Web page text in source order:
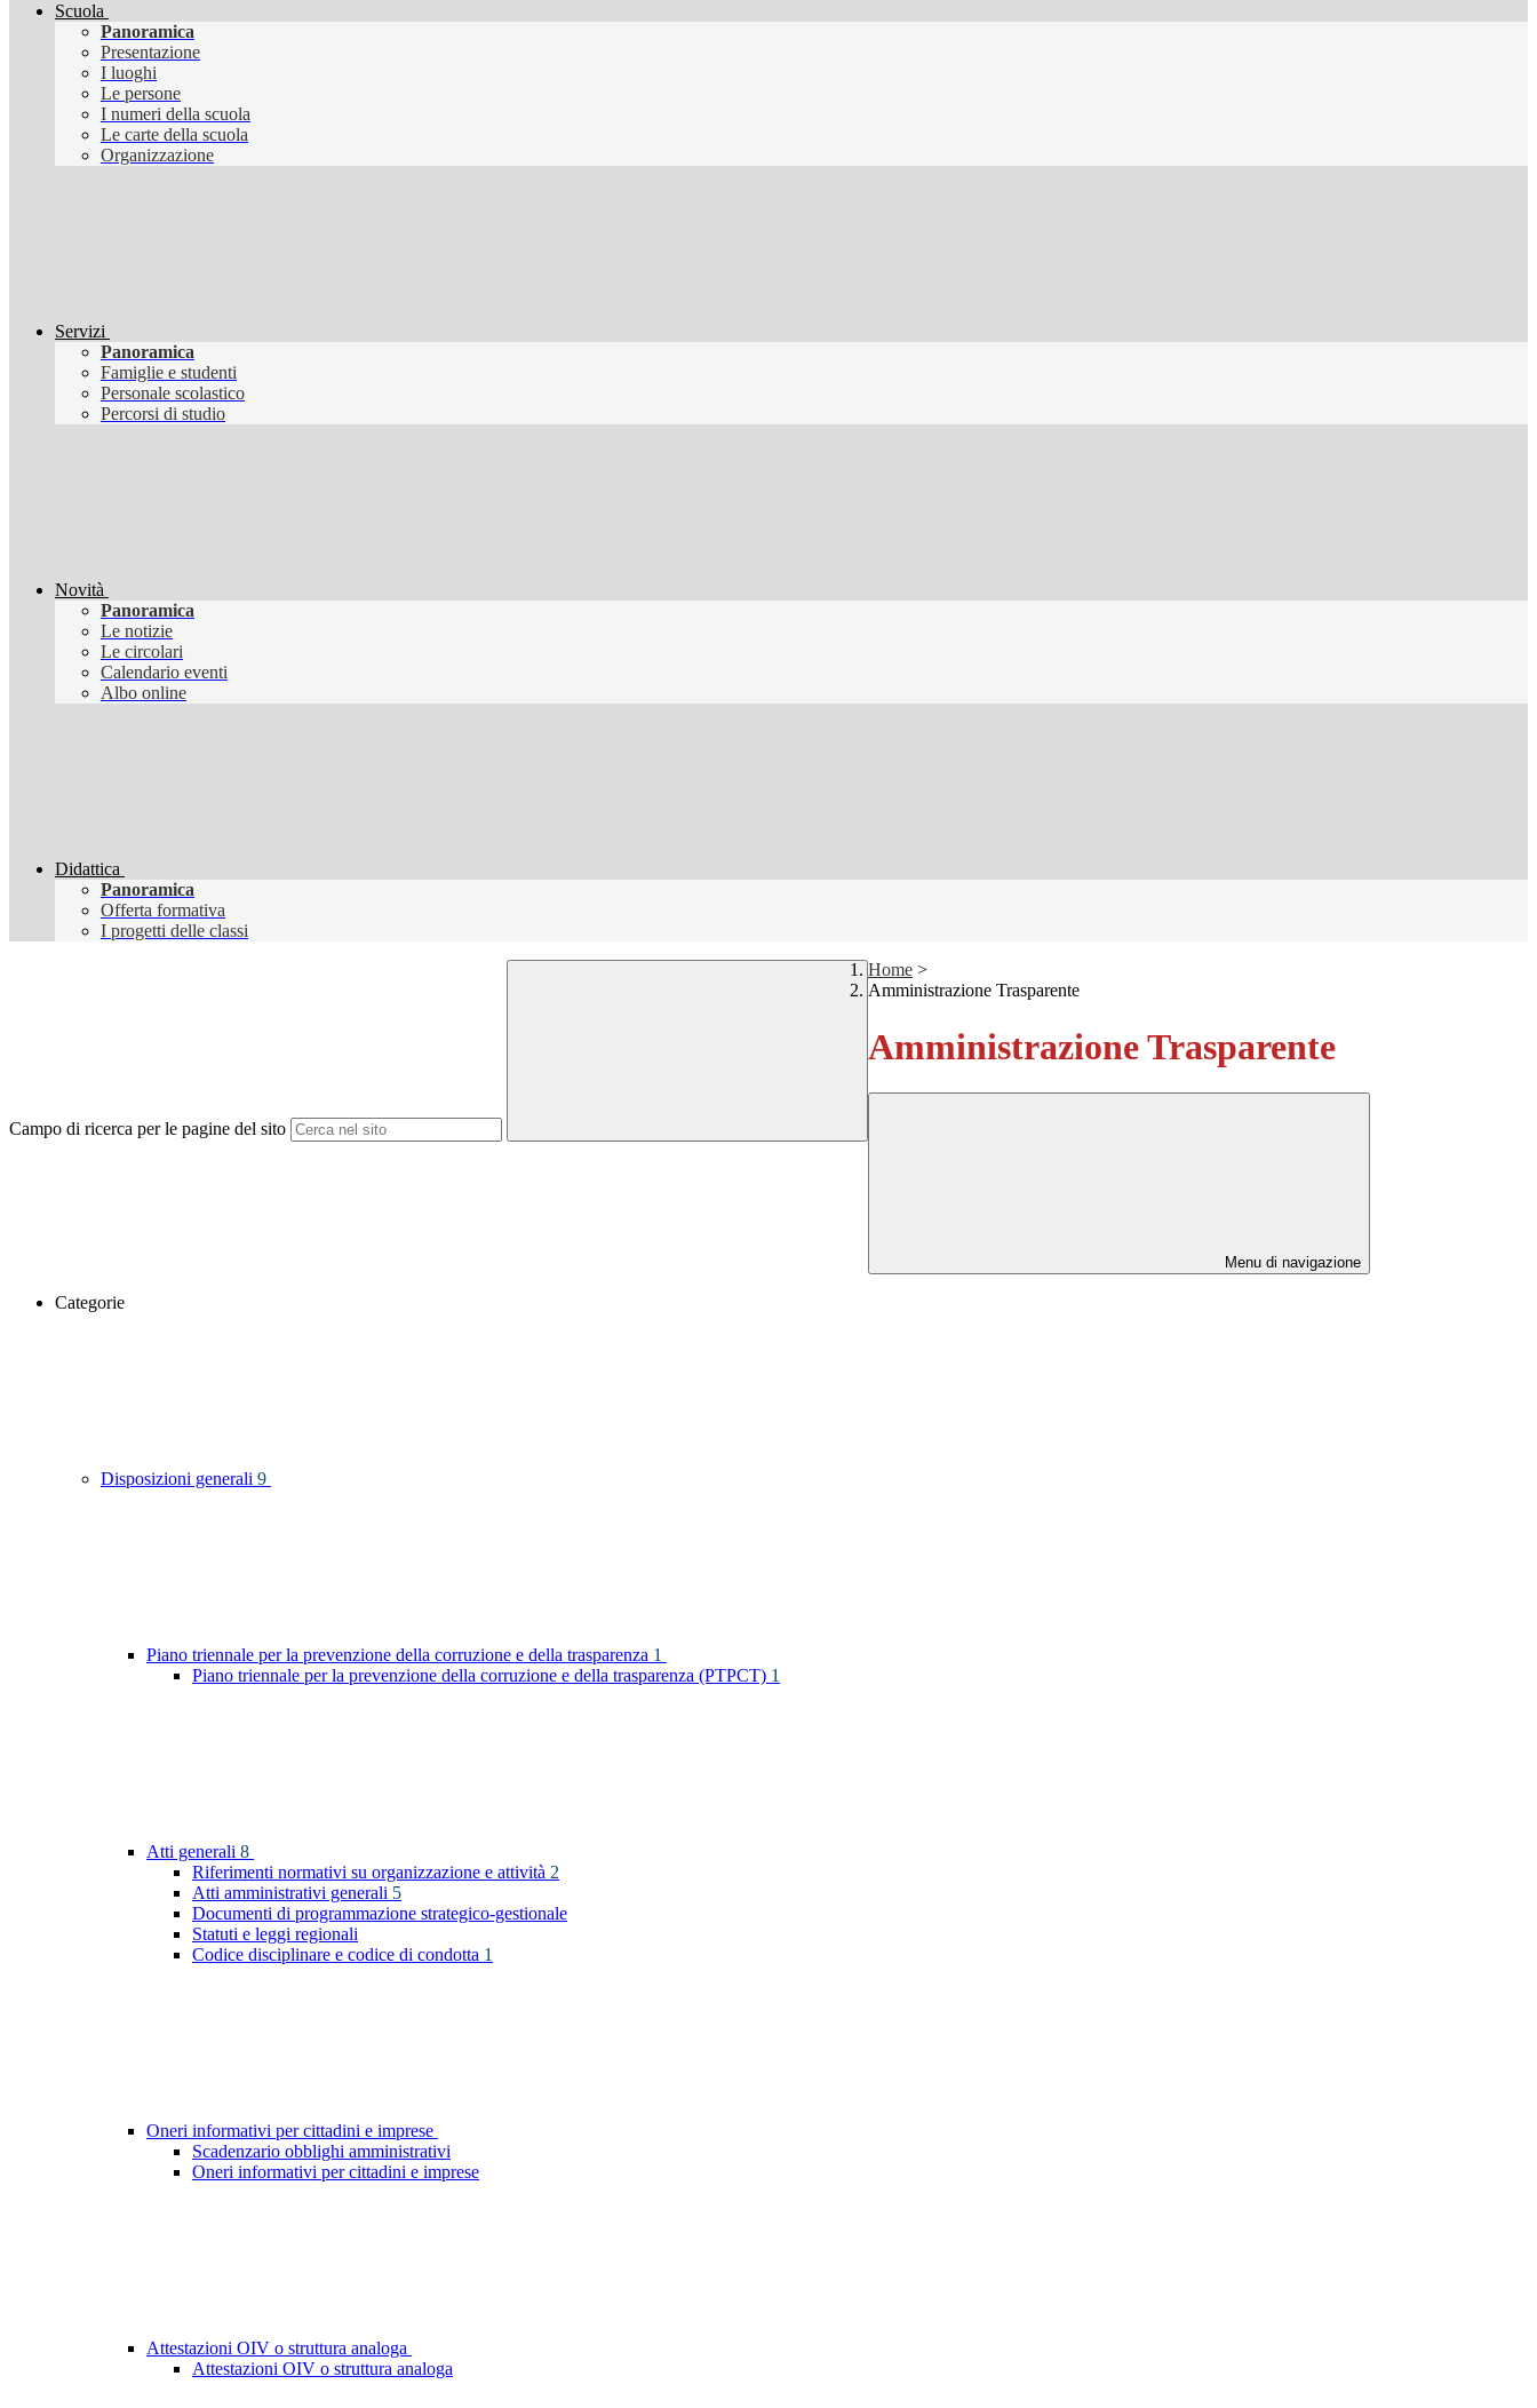
Scuola
Panoramica
Presentazione
I luoghi
Le persone
I numeri della scuola
Le carte della scuola
Organizzazione
Servizi
Panoramica
Famiglie e studenti
Personale scolastico
Percorsi di studio
Novità
Panoramica
Le notizie
Le circolari
Calendario eventi
Albo online
Didattica
Panoramica
Offerta formativa
I progetti delle classi
Campo di ricerca per le pagine del sito
Home >
Amministrazione Trasparente
Amministrazione Trasparente
Menu di navigazione
Categorie
Disposizioni generali 9
Piano triennale per la prevenzione della corruzione e della trasparenza 1
Piano triennale per la prevenzione della corruzione e della trasparenza (PTPCT) 1
Atti generali 8
Riferimenti normativi su organizzazione e attività 2
Atti amministrativi generali 5
Documenti di programmazione strategico-gestionale
Statuti e leggi regionali
Codice disciplinare e codice di condotta 1
Oneri informativi per cittadini e imprese
Scadenzario obblighi amministrativi
Oneri informativi per cittadini e imprese
Attestazioni OIV o struttura analoga
Attestazioni OIV o struttura analoga